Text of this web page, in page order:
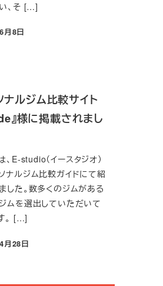
、そ […]
月8日
ナルジム比較サイト
』様に掲載されまし
、E-studio（イースタジオ）
ナルジム比較ガイドにて紹
した。数多くのジムがある
ムを選出していただいて
。 […]
月28日